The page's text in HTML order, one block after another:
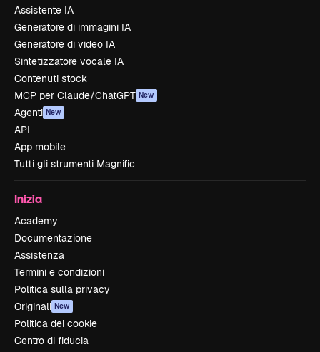
Assistente IA
Generatore di immagini IA
Generatore di video IA
Sintetizzatore vocale IA
Contenuti stock
MCP per Claude/ChatGPT New
Agenti New
API
App mobile
Tutti gli strumenti Magnific
Inizia
Academy
Documentazione
Assistenza
Termini e condizioni
Politica sulla privacy
Originali New
Politica dei cookie
Centro di fiducia